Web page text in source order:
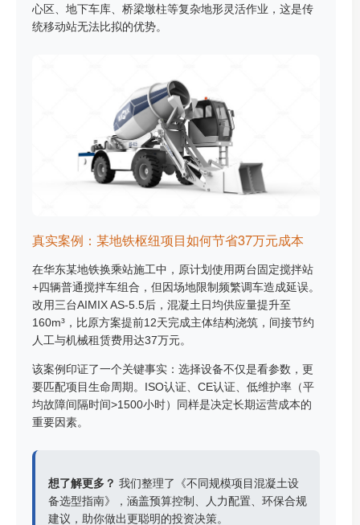
心区、地下车库、桥梁墩柱等复杂地形灵活作业，这是传
统移动站无法比拟的优势。
真实案例：某地铁枢纽项目如何节省37万元成本
在华东某地铁换乘站施工中，原计划使用两台固定搅拌站
+四辆普通搅拌车组合，但因场地限制频繁调车造成延误。
改用三台AIMIX AS-5.5后，混凝土日均供应量提升至
160m³，比原方案提前12天完成主体结构浇筑，间接节约
人工与机械租赁费用达37万元。
该案例印证了一个关键事实：选择设备不仅是看参数，更
要匹配项目生命周期。ISO认证、CE认证、低维护率（平
均故障间隔时间>1500小时）同样是决定长期运营成本的
重要因素。
想了解更多？ 我们整理了《不同规模项目混凝土设
备选型指南》，涵盖预算控制、人力配置、环保合规
建议，助你做出更聪明的投资决策。